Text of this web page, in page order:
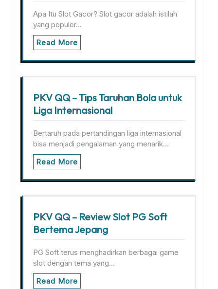
Apa Itu Slot Gacor? Slot gacor adalah istilah
yang populer…
Read More
PKV QQ – Tips Taruhan Bola untuk
Liga Internasional
Bertaruh pada pertandingan liga internasional
bisa menjadi pengalaman yang menarik…
Read More
PKV QQ – Review Slot PG Soft
Bertema Jepang
PG Soft terus menghadirkan berbagai game
slot dengan tema yang…
Read More